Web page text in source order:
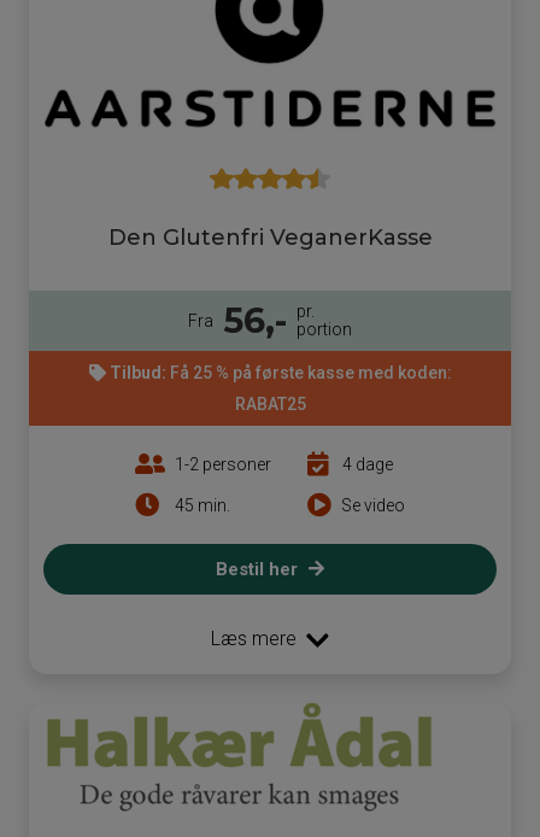
Den Glutenfri VeganerKasse
Fra 56,-
pr.
portion
Tilbud: Få 25 % på første kasse med koden:
RABAT25
1-2 personer
45 min.
4 dage
Se video
Bestil her
Læs mere